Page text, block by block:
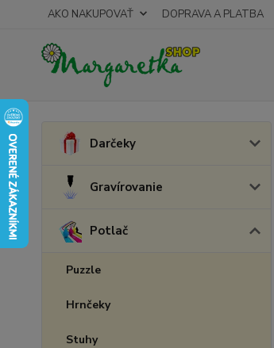
AKO NAKUPOVAŤ DOPRAVA A PLATBA
Darčeky
Gravírovanie
Potlač
Puzzle
Hrnčeky
Stuhy